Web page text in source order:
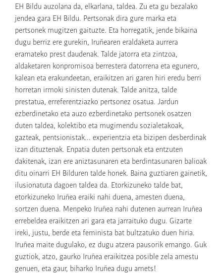
EH Bildu auzolana da, elkarlana, taldea. Zu eta gu bezalako
jendea gara EH Bildu. Pertsonak dira gure marka eta
pertsonek mugitzen gaituzte. Eta horregatik, jende bikaina
dugu berriz ere gurekin, Iruñearen eraldaketa aurrera
eramateko prest daudenak. Talde jatorra eta zintzoa,
aldaketaren konpromisoa berrestera datorrena eta egunero,
kalean eta erakundeetan, eraikitzen ari garen hiri eredu berri
horretan irmoki sinisten dutenak. Talde anitza, talde
prestatua, erreferentziazko pertsonez osatua. Jardun
ezberdinetako eta auzo ezberdinetako pertsonek osatzen
duten taldea, kolektibo eta mugimendu sozialetakoak,
gazteak, pentsionistak... experientzia eta bizipen desberdinak
izan dituztenak. Enpatia duten pertsonak eta entzuten
dakitenak, izan ere aniztasunaren eta berdintasunaren balioak
ditu oinarri EH Bilduren talde honek. Baina guztiaren gainetik,
ilusionatuta dagoen taldea da. Etorkizuneko talde bat,
etorkizuneko Iruñea eraiki nahi duena, amesten duena,
sortzen duena. Menpeko Iruñea nahi dutenen aurrean Iruñea
errebeldea eraikitzen ari gara eta jarraituko dugu. Gizarte
ireki, justu, berde eta feminista bat bultzatuko duen hiria.
Iruñea maite dugulako, ez dugu atzera pausorik emango. Guk
guztiok, atzo, gaurko Iruñea eraikitzea posible zela amestu
genuen, eta gaur, biharko Iruñea dugu amets!